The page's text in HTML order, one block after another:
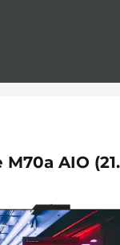
AIO